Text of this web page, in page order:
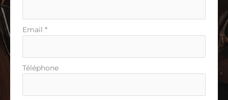
Email *
Téléphone